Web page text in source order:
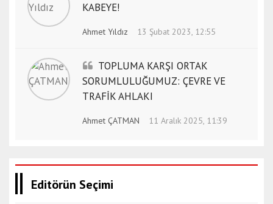
KABEYE!
Ahmet Yıldız 13 Şubat 2023, 12:55
TOPLUMA KARŞI ORTAK
SORUMLULUĞUMUZ: ÇEVRE VE
TRAFİK AHLAKI
Ahmet ÇATMAN 11 Aralık 2025, 11:39
Editörün Seçimi